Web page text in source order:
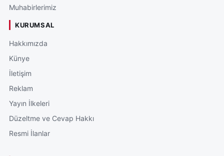
Muhabirlerimiz
KURUMSAL
Hakkımızda
Künye
İletişim
Reklam
Yayın İlkeleri
Düzeltme ve Cevap Hakkı
Resmi İlanlar